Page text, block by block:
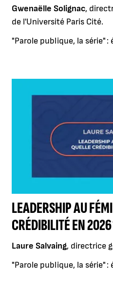
Gwenaëlle Solignac,
de l'Université Paris Cité.
"Parole publique, la série" :
LEADERSHIP AU
CRÉDIBILITÉ EN
Laure Salvaing, directrice
"Parole publique, la série" :